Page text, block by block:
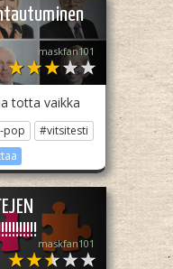
maskfan101
totta vaikka
pop
#vitsitesti
maskfan101